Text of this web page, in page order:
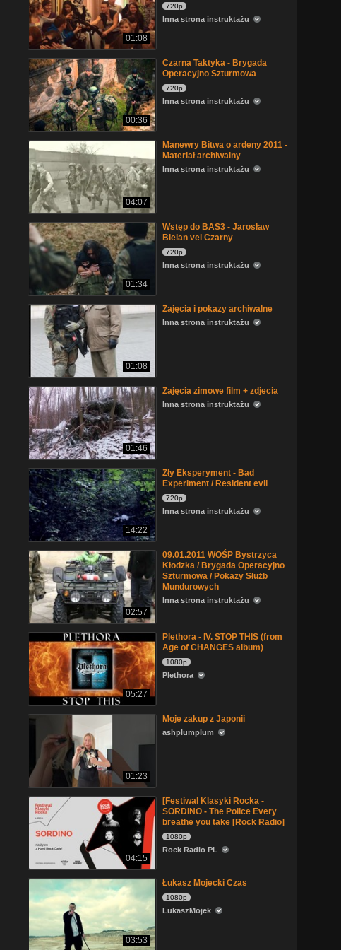
01:08
720p
Inna strona instruktażu
00:36
Czarna Taktyka - Brygada
Operacyjno Szturmowa
720p
Inna strona instruktażu
04:07
Manewry Bitwa o ardeny 2011 -
Materiał archiwalny
Inna strona instruktażu
01:34
Wstęp do BAS3 - Jarosław
Bielan vel Czarny
720p
Inna strona instruktażu
01:08
Zajęcia i pokazy archiwalne
Inna strona instruktażu
01:46
Zajęcia zimowe film + zdjecia
Inna strona instruktażu
14:22
Zły Eksperyment - Bad
Experiment / Resident evil
720p
Inna strona instruktażu
02:57
09.01.2011 WOŚP Bystrzyca
Kłodzka / Brygada Operacyjno
Szturmowa / Pokazy Służb
Mundurowych
Inna strona instruktażu
05:27
Plethora - IV. STOP THIS (from
Age of CHANGES album)
1080p
Plethora
01:23
Moje zakup z Japonii
ashplumplum
04:15
[Festiwal Klasyki Rocka -
SORDINO - The Police Every
breathe you take [Rock Radio]
1080p
Rock Radio PL
03:53
Łukasz Mojecki Czas
1080p
LukaszMojek